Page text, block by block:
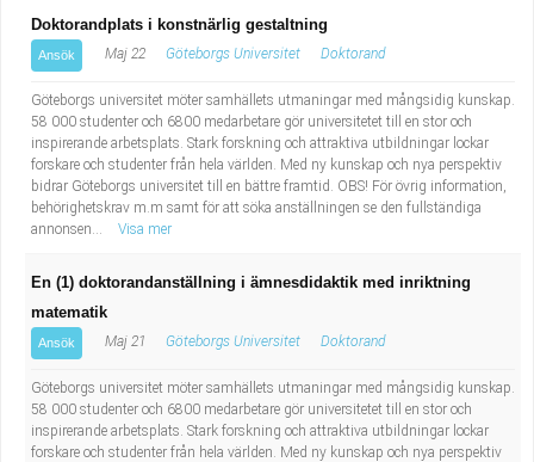
Doktorandplats i konstnärlig gestaltning
Ansök Maj 22 Göteborgs Universitet Doktorand
Göteborgs universitet möter samhällets utmaningar med mångsidig kunskap.
58 000 studenter och 6800 medarbetare gör universitetet till en stor och
inspirerande arbetsplats. Stark forskning och attraktiva utbildningar lockar
forskare och studenter från hela världen. Med ny kunskap och nya perspektiv
bidrar Göteborgs universitet till en bättre framtid. OBS! För övrig information,
behörighetskrav m.m samt för att söka anställningen se den fullständiga
annonsen...
Visa mer
En (1) doktorandanställning i ämnesdidaktik med inriktning
matematik
Ansök Maj 21 Göteborgs Universitet Doktorand
Göteborgs universitet möter samhällets utmaningar med mångsidig kunskap.
58 000 studenter och 6800 medarbetare gör universitetet till en stor och
inspirerande arbetsplats. Stark forskning och attraktiva utbildningar lockar
forskare och studenter från hela världen. Med ny kunskap och nya perspektiv